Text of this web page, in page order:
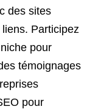
des sites
Participez
pour
témoignages
pour